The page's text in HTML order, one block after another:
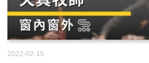
2022-02-15